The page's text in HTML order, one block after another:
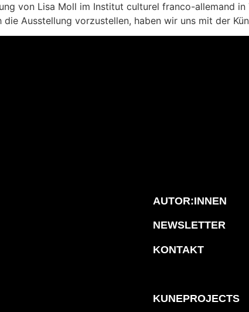
von Lisa Moll im Institut culturel franco-allemand
Ausstellung vorzustellen, haben wir uns mit der
AUTOR:INNEN
NEWSLETTER
KONTAKT
KUNEPROJECTS